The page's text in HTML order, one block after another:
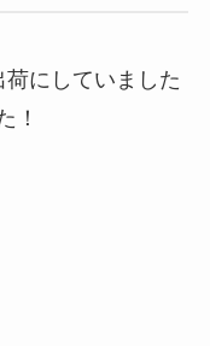
にしていました
！